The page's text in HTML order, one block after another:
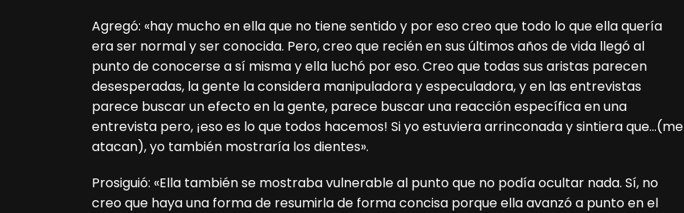
Agregó: «hay mucho en ella que no tiene sentido y por eso creo que todo lo que ella quería
era ser normal y ser conocida. Pero, creo que recién en sus últimos años de vida llegó al
punto de conocerse a sí misma y ella luchó por eso. Creo que todas sus aristas parecen
desesperadas, la gente la considera manipuladora y especuladora, y en las entrevistas
parece buscar un efecto en la gente, parece buscar una reacción específica en una
entrevista pero, ¡eso es lo que todos hacemos! Si yo estuviera arrinconada y sintiera que…(me
atacan), yo también mostraría los dientes».
Prosiguió: «Ella también se mostraba vulnerable al punto que no podía ocultar nada. Sí, no
creo que haya una forma de resumirla de forma concisa porque ella avanzó a punto en el